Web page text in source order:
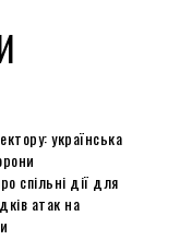
українська
спільні дії для
атак на